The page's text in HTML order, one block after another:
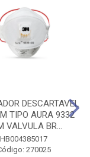
DESCARTAVEL
TIPO AURA 9332
VALVULA BR...
HB004385017
270025